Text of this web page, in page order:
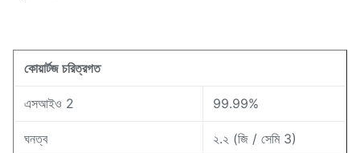
কোয়ার্টজ চরিত্রগত
এসআইও 2 99.99%
ঘনত্ব ২.২ (জি / সেমি 3)